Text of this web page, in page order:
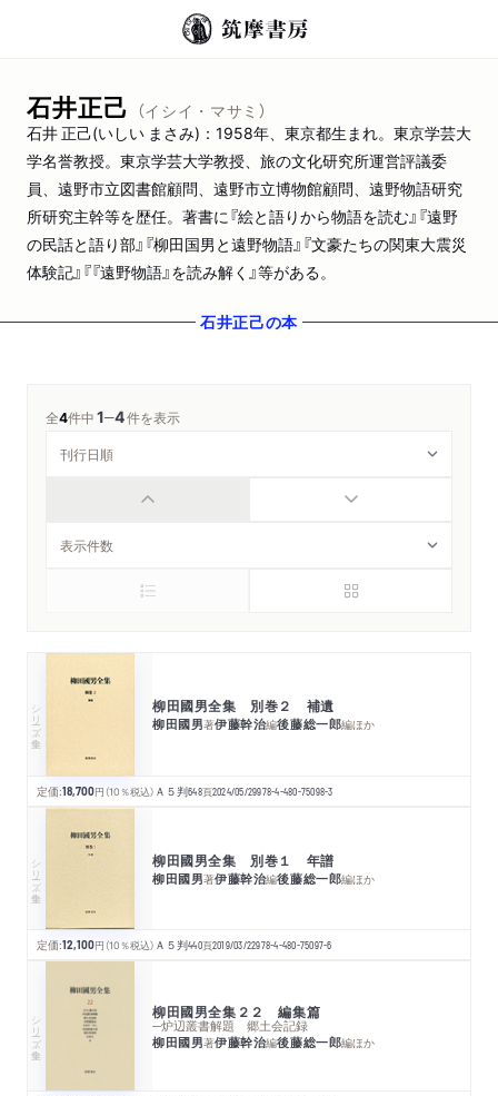
石井正己 （イシイ・マサミ）
石井 正己(いしい まさみ)：1958年、東京都生まれ。東京学芸大
学名誉教授。東京学芸大学教授、旅の文化研究所運営評議委
員、遠野市立図書館顧問、遠野市立博物館顧問、遠野物語研究
所研究主幹等を歴任。著書に『絵と語りから物語を読む』『遠野
の民話と語り部』『柳田国男と遠野物語』『文豪たちの関東大震災
体験記』『『遠野物語』を読み解く』等がある。
石井正己の本
全4件中1─4件を表示
シリーズ・全集 柳田國男全集 別巻２ 補遺
柳田國男著伊藤幹治編後藤総一郎編ほか
定価:18,700円 （10％税込） Ａ５判648頁2024/05/29978-4-480-75098-3
シリーズ・全集 柳田國男全集 別巻１ 年譜
柳田國男著伊藤幹治編後藤総一郎編ほか
定価:12,100円 （10％税込） Ａ５判440頁2019/03/22978-4-480-75097-6
シリーズ・全集 柳田國男全集２２ 編集篇
─炉辺叢書解題 郷土会記録
柳田國男著伊藤幹治編後藤総一郎編ほか